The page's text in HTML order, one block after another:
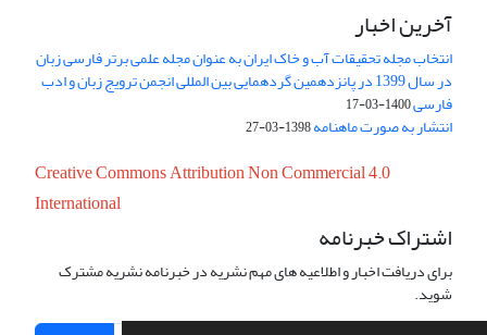
آخرین اخبار
انتخاب مجله تحقیقات آب و خاک ایران به عنوان مجله علمی برتر فارسی زبان
در سال 1399 در پانزدهمین گردهمایی بین المللی انجمن ترویج زبان و ادب
فارسی1400-03-17
انتشار به صورت ماهنامه1398-03-27
Creative Commons Attribution Non Commercial 4.0
International
اشتراک خبرنامه
برای دریافت اخبار و اطلاعیه های مهم نشریه در خبرنامه نشریه مشترک
شوید.